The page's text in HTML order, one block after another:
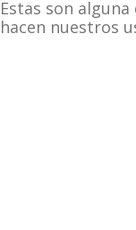
Estas son
hacen nuestros